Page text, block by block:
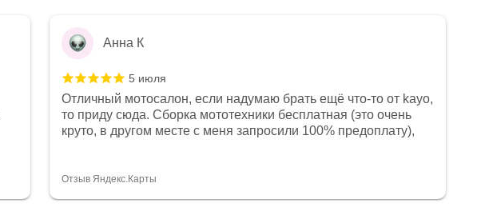
Анна К
5 июля
Отличный мотосалон, если надумаю брать ещё что-то от kayo,
то приду сюда. Сборка мототехники бесплатная (это очень
круто, в другом месте с меня запросили 100% предоплату),
спасибо отдельное, всегда на связи, очень детально всё
Отзыв Яндекс.Карты